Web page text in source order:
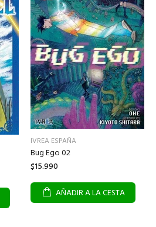
IVREA ESPAÑA
Bug Ego 02
$15.990
AÑADIR A LA CESTA